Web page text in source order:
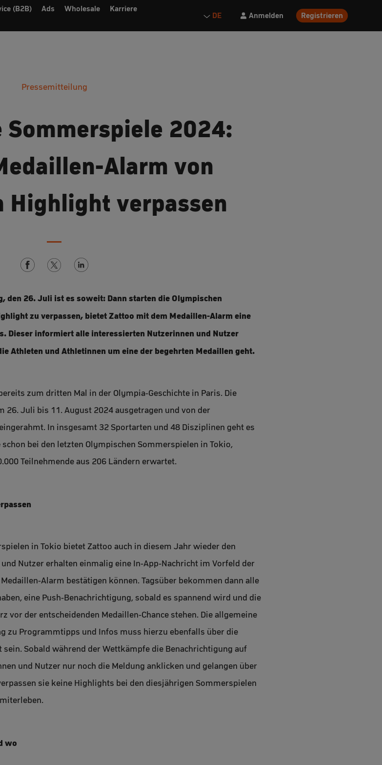
(B2B) Ads Wholesale
Karriere
DE Anmelden Registrieren
Pressemitteilung
Sommerspiele 2024:
Alarm von
Highlight verpassen
den 26. Juli ist es soweit: Dann starten die Olympischen
zu verpassen, bietet Zattoo mit dem Medaillen-Alarm eine
Dieser informiert alle interessierten Nutzerinnen und Nutzer
Athleten und Athletinnen um eine der begehrten Medaillen geht.
zum dritten Mal in der Olympia-Geschichte in Paris. Die
26. Juli bis 11. August 2024 ausgetragen und von der
In insgesamt 32 Sportarten und 48 Disziplinen geht es
bei den letzten Olympischen Sommerspielen in Tokio,
Teilnehmende aus 206 Ländern erwartet.
in Tokio bietet Zattoo auch in diesem Jahr wieder den
Nutzer erhalten einmalig eine In-App-Nachricht im Vorfeld der
Alarm bestätigen können. Tagsüber bekommen dann alle
eine Push-Benachrichtigung, sobald es spannend wird und die
vor der entscheidenden Medaillen-Chance stehen. Die allgemeine
zu Programmtipps und Infos muss hierzu ebenfalls über die
Sobald während der Wettkämpfe die Benachrichtigung auf
und Nutzer nur noch die Meldung anklicken und gelangen über
sie keine Highlights bei den diesjährigen Sommerspielen
wo